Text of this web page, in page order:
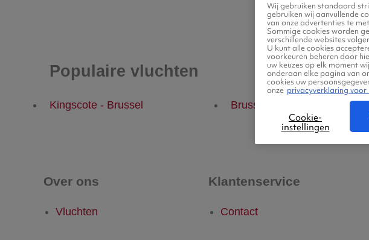
Populaire vluchten
Kingscote - Brussel Brussel - Kingscote
Over ons
Vluchten
Klantenservice
Contact
Wij gebruiken standaard
gebruiken wij aanvullende
van onze advertenties te
Sommige cookies worden
verschillende websites
U kunt alle cookies
voorkeuren beheren door
uw keuzes op elk moment
onderaan elke pagina van
cookies uw
onze privacyverklaring voor
Cookie-
instellingen